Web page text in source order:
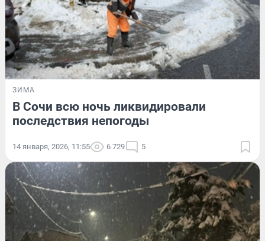
ЗИМА
В Сочи всю ночь ликвидировали
последствия непогоды
14 января, 2026, 11:55 6 729 5